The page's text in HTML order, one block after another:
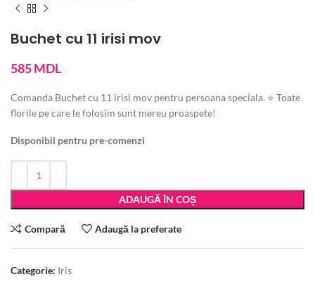
Buchet cu 11 irisi mov
585MDL
Comanda Buchet cu 11 irisi mov pentru persoana speciala. ⭐ Toate
florile pe care le folosim sunt mereu proaspete!
Disponibil pentru pre-comenzi
ADAUGĂ ÎN COȘ
Compară Adaugă la preferate
Categorie: Iris